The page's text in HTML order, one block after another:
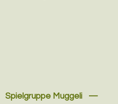
Spielgruppe Muggeli